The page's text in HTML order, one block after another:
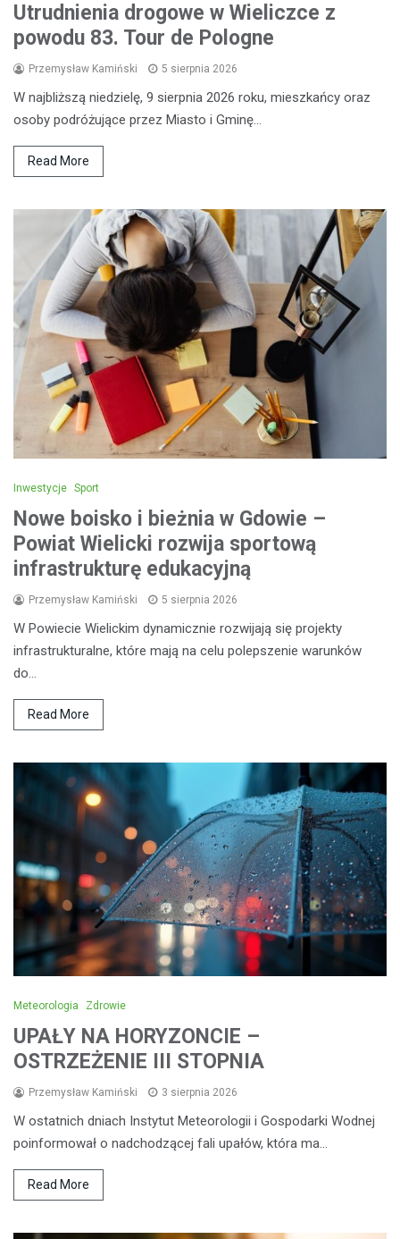
Utrudnienia drogowe w Wieliczce z
powodu 83. Tour de Pologne
Przemysław Kamiński 5 sierpnia 2026
W najbliższą niedzielę, 9 sierpnia 2026 roku, mieszkańcy oraz
osoby podróżujące przez Miasto i Gminę…
Read More
Inwestycje Sport
Nowe boisko i bieżnia w Gdowie –
Powiat Wielicki rozwija sportową
infrastrukturę edukacyjną
Przemysław Kamiński 5 sierpnia 2026
W Powiecie Wielickim dynamicznie rozwijają się projekty
infrastrukturalne, które mają na celu polepszenie warunków
do…
Read More
Meteorologia Zdrowie
UPAŁY NA HORYZONCIE –
OSTRZEŻENIE III STOPNIA
Przemysław Kamiński 3 sierpnia 2026
W ostatnich dniach Instytut Meteorologii i Gospodarki Wodnej
poinformował o nadchodzącej fali upałów, która ma…
Read More